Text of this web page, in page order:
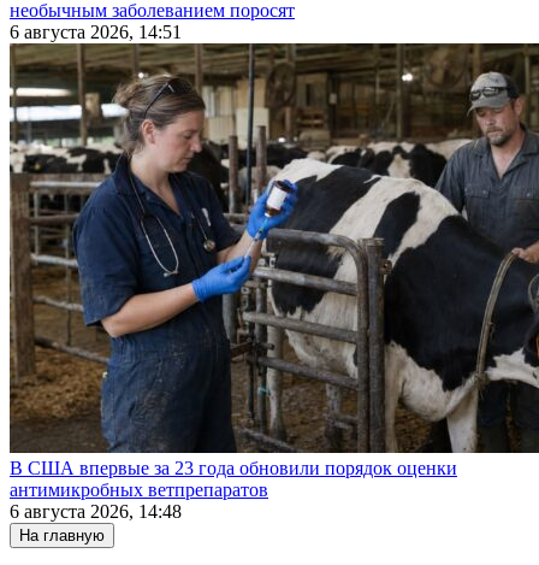
необычным заболеванием поросят
6 августа 2026, 14:51
В США впервые за 23 года обновили порядок оценки
антимикробных ветпрепаратов
6 августа 2026, 14:48
На главную